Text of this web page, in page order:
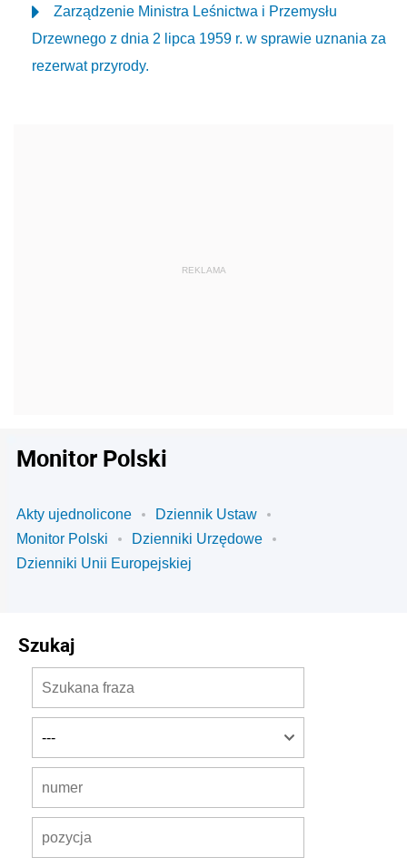
Zarządzenie Ministra Leśnictwa i Przemysłu
Drzewnego z dnia 2 lipca 1959 r. w sprawie uznania za
rezerwat przyrody.
Monitor Polski
Akty ujednolicone
Dziennik Ustaw
Monitor Polski
Dzienniki Urzędowe
Dzienniki Unii Europejskiej
Szukaj